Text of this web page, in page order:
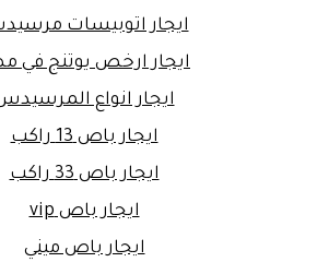
ايجار اتوبيسات
ايجار ارخص يوتنج في
ايجار انواع
ايجار باص 13 راكب
ايجار باص 33 راكب
ايجار باص vip
ايجار باص ميني